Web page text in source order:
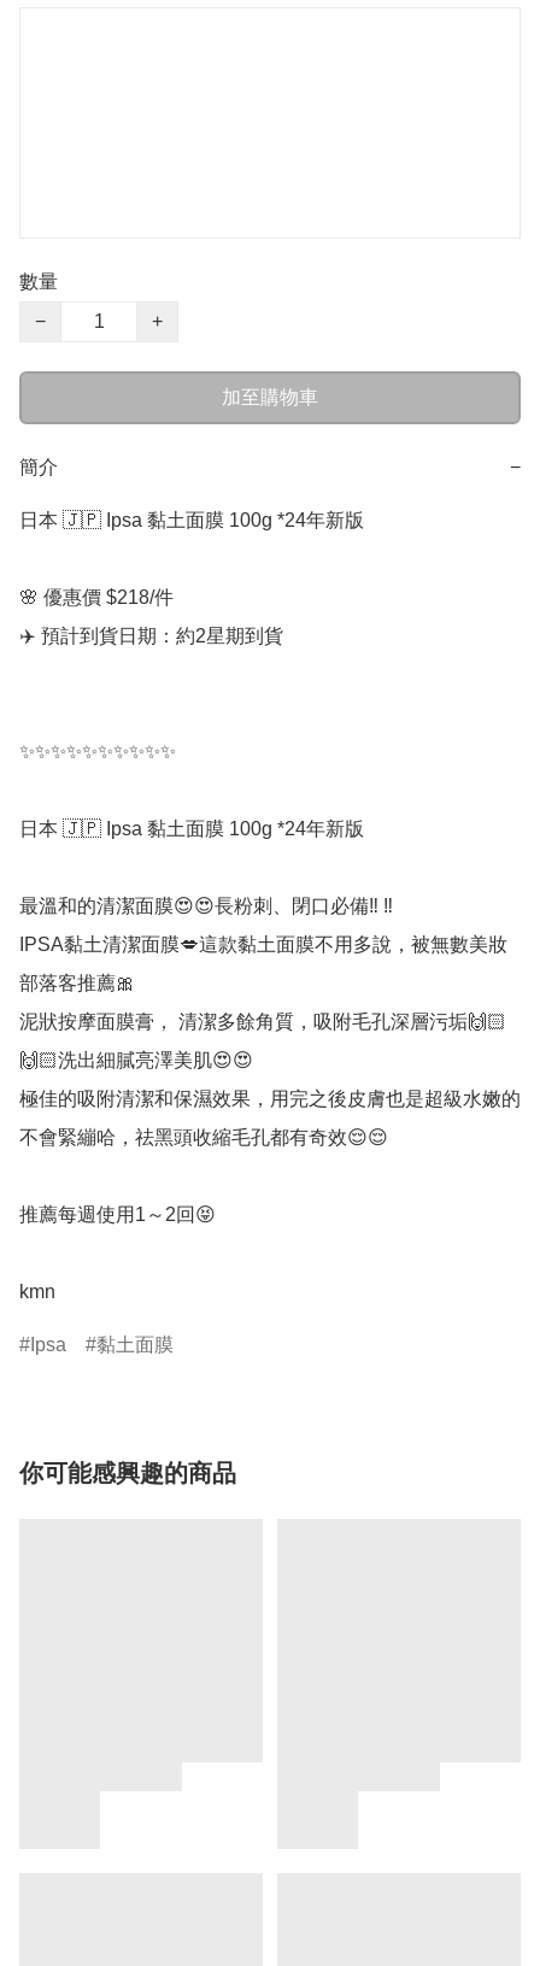
數量
−
+
加至購物車
簡介 −
日本 🇯🇵 Ipsa 黏土面膜 100g *24年新版
🌸 優惠價 $218/件
✈️ 預計到貨日期：約2星期到貨
✨✨✨✨✨✨✨✨✨✨
日本 🇯🇵 Ipsa 黏土面膜 100g *24年新版
最溫和的清潔面膜😍😍長粉刺、閉口必備‼️ ️‼️ ️
IPSA黏土清潔面膜💋這款黏土面膜不用多說，被無數美妝
部落客推薦🎀
泥狀按摩面膜膏， 清潔多餘角質，吸附毛孔深層污垢🙌🏻
🙌🏻洗出細膩亮澤美肌😍😍
極佳的吸附清潔和保濕效果，用完之後皮膚也是超級水嫩的
不會緊繃哈，祛黑頭收縮毛孔都有奇效😌😌
推薦每週使用1～2回😝
kmn
Ipsa 黏土面膜
你可能感興趣的商品